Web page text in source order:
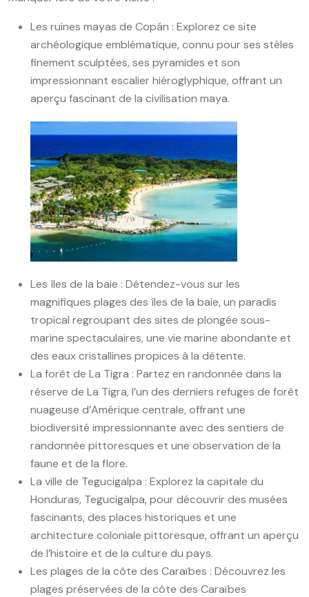
Les ruines mayas de Copán : Explorez ce site
archéologique emblématique, connu pour ses stèles
finement sculptées, ses pyramides et son
impressionnant escalier hiéroglyphique, offrant un
aperçu fascinant de la civilisation maya.
Les îles de la baie : Détendez-vous sur les
magnifiques plages des îles de la baie, un paradis
tropical regroupant des sites de plongée sous-
marine spectaculaires, une vie marine abondante et
des eaux cristallines propices à la détente.
La forêt de La Tigra : Partez en randonnée dans la
réserve de La Tigra, l’un des derniers refuges de forêt
nuageuse d’Amérique centrale, offrant une
biodiversité impressionnante avec des sentiers de
randonnée pittoresques et une observation de la
faune et de la flore.
La ville de Tegucigalpa : Explorez la capitale du
Honduras, Tegucigalpa, pour découvrir des musées
fascinants, des places historiques et une
architecture coloniale pittoresque, offrant un aperçu
de l’histoire et de la culture du pays.
Les plages de la côte des Caraïbes : Découvrez les
plages préservées de la côte des Caraïbes